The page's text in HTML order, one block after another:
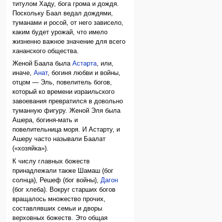
титулом Хаду, бога грома и дождя.
Поскольку Баал ведал дождями,
туманами и росой, от него зависело,
каким будет урожай, что имело
жизненно важное значение для всего
хананского общества.
Женой Баала былаАстарта, или,
иначе,Анат, богиня любви и войны,
отцом — Эль, повелитель богов,
который ко времени израильского
завоевания превратился в довольно
туманную фигуру. Женой Эля была
Ашера, богиня-мать и
повелительница моря. И Астарту, и
Ашеру часто называли Баалат
(«хозяйка»).
К числу главных божеств
принадлежали также Шамаш (бог
солнца), Решеф (бог войны),Дагон
(бог хлеба). Вокруг старших богов
вращалось множество прочих,
составлявших семьи и дворы
верховных божеств. Это общая